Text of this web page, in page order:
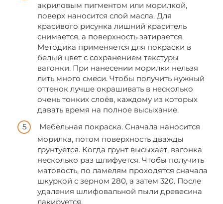
акриловым пигментом или морилкой,
поверх наносится слой масла. Для
красивого рисунка лишний краситель
снимается, а поверхность затирается.
Методика применяется для покраски в
белый цвет с сохранением текстуры
вагонки. При нанесении морилки нельзя
лить много смеси. Чтобы получить нужный
оттенок лучше окрашивать в несколько
очень тонких слоёв, каждому из которых
давать время на полное высыхание.
Мебельная покраска. Сначала наносится
морилка, потом поверхность дважды
грунтуется. Когда грунт высыхает, вагонка
несколько раз шлифуется. Чтобы получить
матовость, по ламелям проходятся сначала
шкуркой с зерном 280, а затем 320. После
удаления шлифовальной пыли древесина
лакируется.